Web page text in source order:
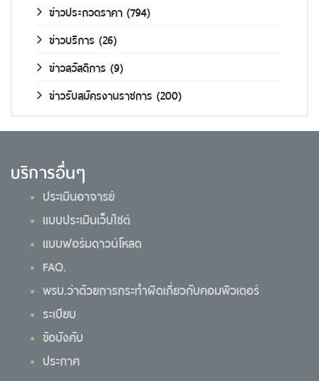
ข่าวประกวดราคา (794)
ข่าวบริการ (26)
ข่าวสวัสดิการ (9)
ข่าวรับสมัครงานราชการ (200)
บริการอื่นๆ
ประเมินอาจารย์
แบบประเมินเว็บไซต์
แบบฟอร์มดาวน์โหลด
FAQ.
พรบ.ว่าด้วยการกระทำผิดเกี่ยวกับคอมพิวเตอร์
ระเบียบ
ข้อบังคับ
ประกาศ